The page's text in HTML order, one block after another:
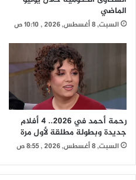
الماضي
السبت, 8 أغسطس, 2026 , 10:10 ص
رحمة أحمد في 2026.. 4 أفلام
جديدة وبطولة مطلقة لأول مرة
السبت, 8 أغسطس, 2026 , 8:55 ص